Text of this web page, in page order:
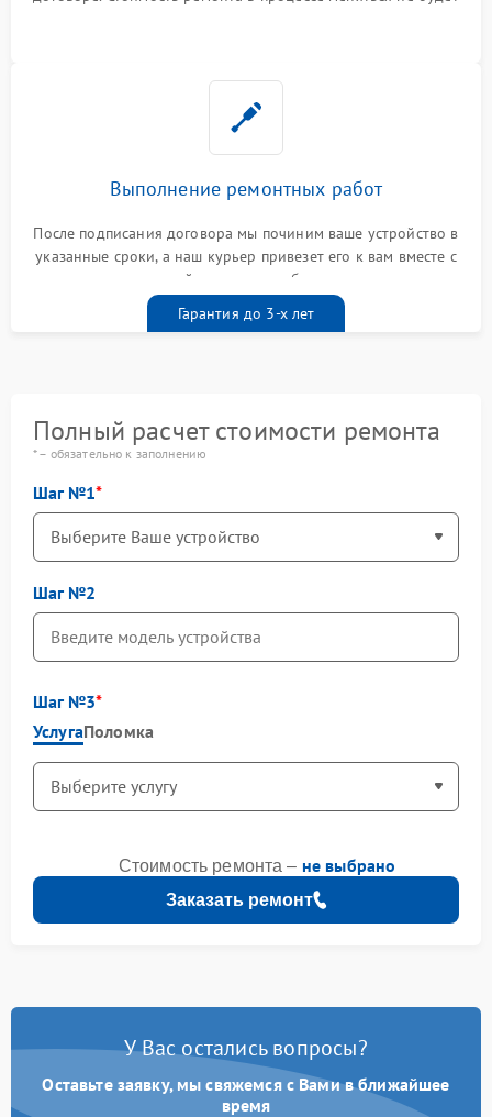
Выполнение ремонтных работ
После подписания договора мы починим ваше устройство в
указанные сроки, а наш курьер привезет его к вам вместе с
гарантийным талоном бесплатно
Гарантия до 3-х лет
Полный расчет стоимости ремонта
* – обязательно к заполнению
Шаг №1
Шаг №2
Шаг №3
УслугаПоломка
Заказать ремонт
Стоимость ремонта – не выбрано
У Вас остались вопросы?
Оставьте заявку, мы свяжемся с Вами в ближайшее
время